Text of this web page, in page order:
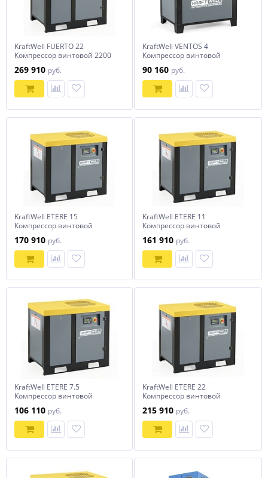
KraftWell FUERTO 22
Компрессор винтовой 2200
269 910 руб.
KraftWell VENTOS 4
Компрессор винтовой
90 160 руб.
KraftWell ETERE 15
Компрессор винтовой
170 910 руб.
KraftWell ETERE 11
Компрессор винтовой
161 910 руб.
KraftWell ETERE 7.5
Компрессор винтовой
380В
106 110 руб.
KraftWell ETERE 22
Компрессор винтовой
бар
215 910 руб.